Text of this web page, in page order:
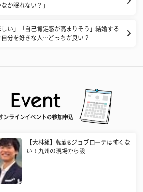
か眠れない？」
しい」「自己肯定感が高まりそう」結婚する
分を好きな人…どっちが良い？
ンラインイベントの参加申込
【大林組】転勤&ジョブローテは怖くな
い！九州の現場から設